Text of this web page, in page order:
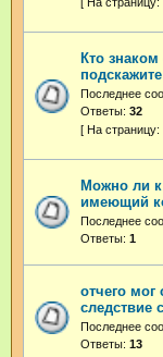
Кто
подскажите
Последнее
Ответы: 32
Можно ли к
имеющий
Последнее
Ответы: 1
отчего мог
следствие
Последнее
Ответы: 13